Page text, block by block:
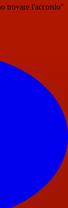
trovare l'accordo"